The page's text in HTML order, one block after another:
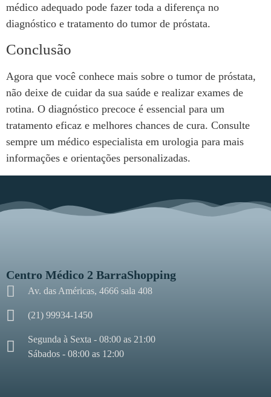
médico adequado pode fazer toda a diferença no
diagnóstico e tratamento do tumor de próstata.
Conclusão
Agora que você conhece mais sobre o tumor de próstata,
não deixe de cuidar da sua saúde e realizar exames de
rotina. O diagnóstico precoce é essencial para um
tratamento eficaz e melhores chances de cura. Consulte
sempre um médico especialista em urologia para mais
informações e orientações personalizadas.
Centro Médico 2 BarraShopping
Av. das Américas, 4666 sala 408
(21) 99934-1450
Segunda à Sexta - 08:00 as 21:00
Sábados - 08:00 as 12:00